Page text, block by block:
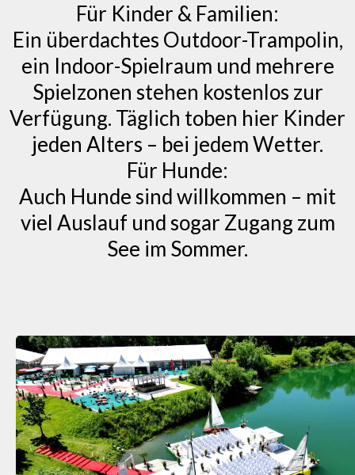
Für Kinder & Familien:
Ein überdachtes Outdoor-Trampolin,
ein Indoor-Spielraum und mehrere
Spielzonen stehen kostenlos zur
Verfügung. Täglich toben hier Kinder
jeden Alters – bei jedem Wetter.
Für Hunde:
Auch Hunde sind willkommen – mit
viel Auslauf und sogar Zugang zum
See im Sommer.